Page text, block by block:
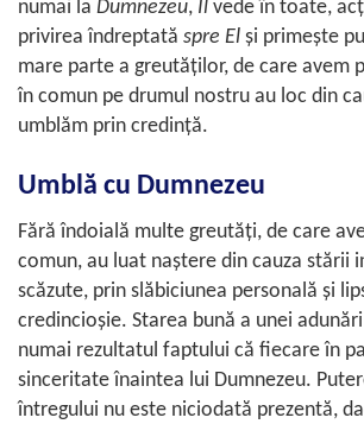
numai la Dumnezeu, Îl vede în toate,
privirea îndreptată spre El şi primeşte
mare parte a greutăţilor, de care avem
în comun pe drumul nostru au loc din
umblăm prin credinţă.
Umblă cu Dumnezeu
Fără îndoială multe greutăţi, de care
comun, au luat naştere din cauza stării
scăzute, prin slăbiciunea personală şi
credincioşie. Starea bună a unei
numai rezultatul faptului că fiecare în
sinceritate înaintea lui Dumnezeu.
întregului nu este niciodată prezentă,